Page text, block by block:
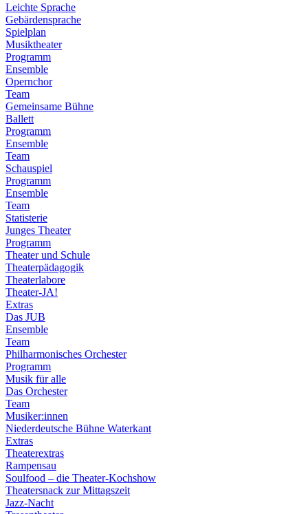
Leichte Sprache
Gebärdensprache
Spielplan
Musiktheater
Programm
Ensemble
Opernchor
Team
Gemeinsame Bühne
Ballett
Programm
Ensemble
Team
Schauspiel
Programm
Ensemble
Team
Statisterie
Junges Theater
Programm
Theater und Schule
Theaterpädagogik
Theaterlabore
Theater-JA!
Extras
Das JUB
Ensemble
Team
Philharmonisches Orchester
Programm
Musik für alle
Das Orchester
Team
Musiker:innen
Niederdeutsche Bühne Waterkant
Extras
Theaterextras
Rampensau
Soulfood – die Theater-Kochshow
Theatersnack zur Mittagszeit
Jazz-Nacht